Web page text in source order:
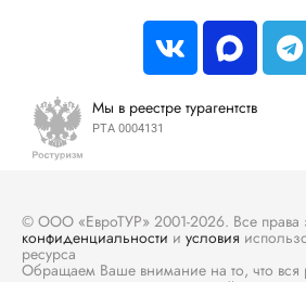
Мы в реестре турагентств
РТА 0004131
© ООО «ЕвроТУР» 2001-2026. Все
конфиденциальности и условия
ресурса
Обращаем Ваше внимание на то, что вся